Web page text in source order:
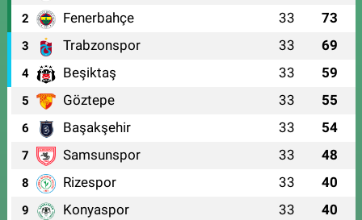
2 Fenerbahçe 33 73
3 Trabzonspor 33 69
4 Beşiktaş 33 59
5 Göztepe 33 55
6 Başakşehir 33 54
7 Samsunspor 33 48
8 Rizespor 33 40
9 Konyaspor 33 40